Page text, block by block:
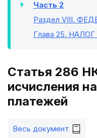
Часть 2
Раздел VIII.
Глава 25.
Статья 286
исчисления
платежей
Весь документ